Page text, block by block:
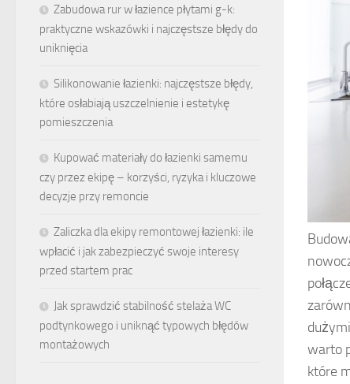
warto
które
Zabudowa rur w łazience płytami g-k:
praktyczne wskazówki i najczęstsze błędy do
uniknięcia
Silikonowanie łazienki: najczęstsze błędy,
które osłabiają uszczelnienie i estetykę
pomieszczenia
Kupować materiały do łazienki samemu
czy przez ekipę – korzyści, ryzyka i kluczowe
decyzje przy remoncie
Zaliczka dla ekipy remontowej łazienki: ile
wpłacić i jak zabezpieczyć swoje interesy
przed startem prac
Jak sprawdzić stabilność stelaża WC
podtynkowego i uniknąć typowych błędów
montażowych